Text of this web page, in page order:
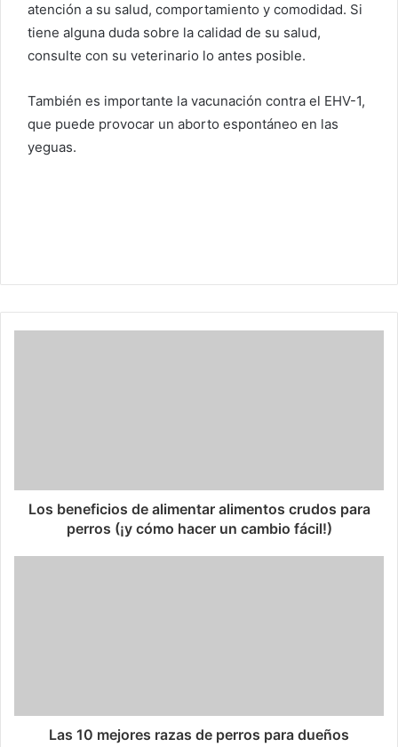
atención a su salud, comportamiento y comodidad. Si
tiene alguna duda sobre la calidad de su salud,
consulte con su veterinario lo antes posible.
También es importante la vacunación contra el EHV-1,
que puede provocar un aborto espontáneo en las
yeguas.
Los beneficios de alimentar alimentos crudos para
perros (¡y cómo hacer un cambio fácil!)
Las 10 mejores razas de perros para dueños